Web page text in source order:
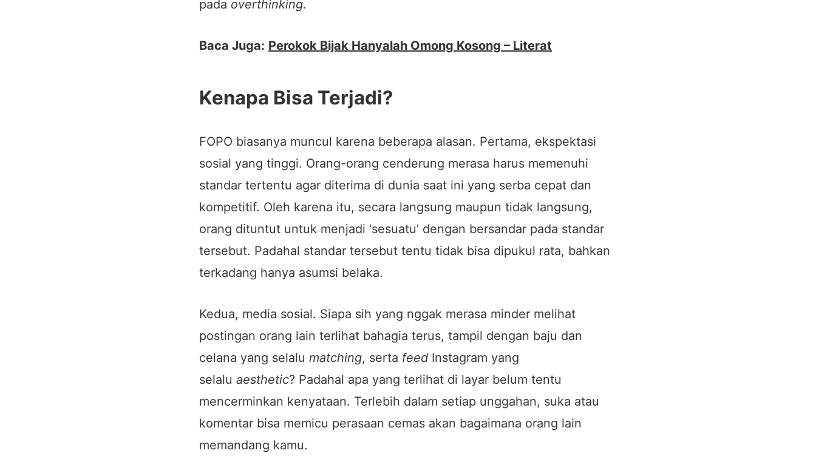
pada overthinking.
Baca Juga: Perokok Bijak Hanyalah Omong Kosong – Literat
Kenapa Bisa Terjadi?
FOPO biasanya muncul karena beberapa alasan. Pertama, ekspektasi
sosial yang tinggi. Orang-orang cenderung merasa harus memenuhi
standar tertentu agar diterima di dunia saat ini yang serba cepat dan
kompetitif. Oleh karena itu, secara langsung maupun tidak langsung,
orang dituntut untuk menjadi ‘sesuatu’ dengan bersandar pada standar
tersebut. Padahal standar tersebut tentu tidak bisa dipukul rata, bahkan
terkadang hanya asumsi belaka.
Kedua, media sosial. Siapa sih yang nggak merasa minder melihat
postingan orang lain terlihat bahagia terus, tampil dengan baju dan
celana yang selalu matching, serta feed Instagram yang
selalu aesthetic? Padahal apa yang terlihat di layar belum tentu
mencerminkan kenyataan. Terlebih dalam setiap unggahan, suka atau
komentar bisa memicu perasaan cemas akan bagaimana orang lain
memandang kamu.